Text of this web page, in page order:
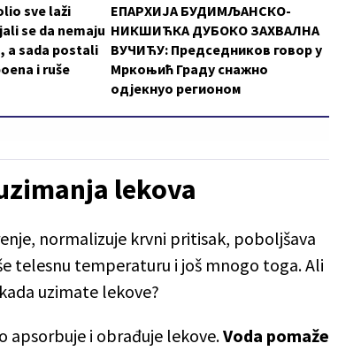
sve laži
se da nemaju
a sada postali
i ruše
ЕПАРХИЈА БУДИМЉАНСКО-
НИКШИЋКА ДУБОКО ЗАХВАЛНА
ВУЧИЋУ: Председников говор у
Мркоњић Граду снажно
одјекнуо регионом
lekova
normalizuje krvni pritisak, poboljšava
telesnu temperaturu i još mnogo toga. Ali
uzimate lekove?
apsorbuje i obrađuje lekove.Voda pomaže